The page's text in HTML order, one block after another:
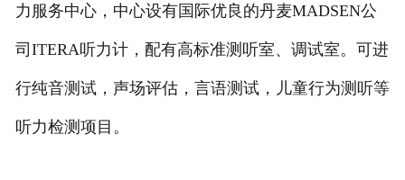
力服务中心，中心设有国际优良的丹麦MADSEN公
司ITERA听力计，配有高标准测听室、调试室。可进
行纯音测试，声场评估，言语测试，儿童行为测听等
听力检测项目。